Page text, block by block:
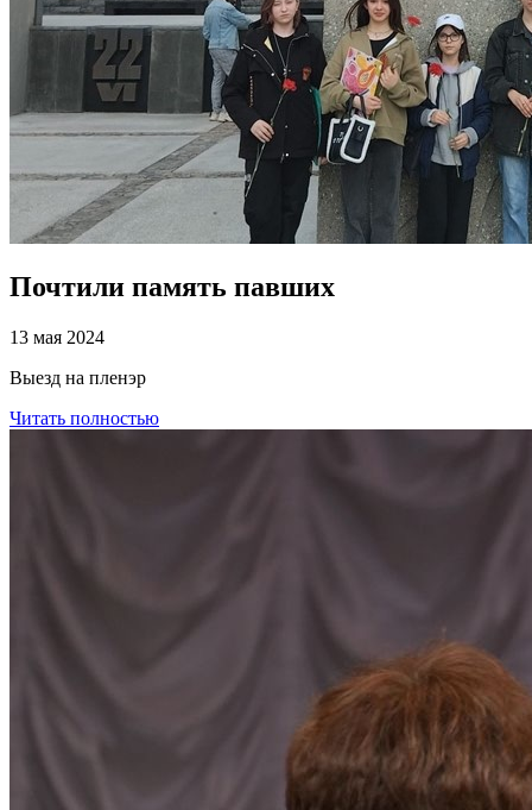
Почтили память павших
13 мая 2024
Выезд на пленэр
Читать полностью